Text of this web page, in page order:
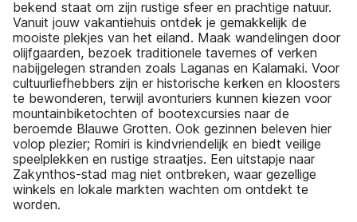
bekend staat om zijn rustige sfeer en prachtige natuur.
Vanuit jouw vakantiehuis ontdek je gemakkelijk de
mooiste plekjes van het eiland. Maak wandelingen door
olijfgaarden, bezoek traditionele tavernes of verken
nabijgelegen stranden zoals Laganas en Kalamaki. Voor
cultuurliefhebbers zijn er historische kerken en kloosters
te bewonderen, terwijl avonturiers kunnen kiezen voor
mountainbiketochten of bootexcursies naar de
beroemde Blauwe Grotten. Ook gezinnen beleven hier
volop plezier; Romiri is kindvriendelijk en biedt veilige
speelplekken en rustige straatjes. Een uitstapje naar
Zakynthos-stad mag niet ontbreken, waar gezellige
winkels en lokale markten wachten om ontdekt te
worden.